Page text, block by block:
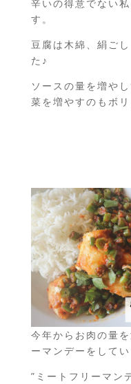
辛いの得意でない
す。
豆腐は木綿、絹ご
た♪
ソースの量を増や
菜を増やすのもボ
今年からお肉の量
ーマンデーをしてい
”ミートフリーマン